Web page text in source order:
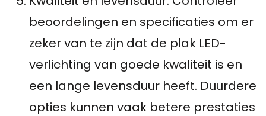
beoordelingen en specificaties om er
zeker van te zijn dat de plak LED-
verlichting van goede kwaliteit is en
een lange levensduur heeft. Duurdere
opties kunnen vaak betere prestaties